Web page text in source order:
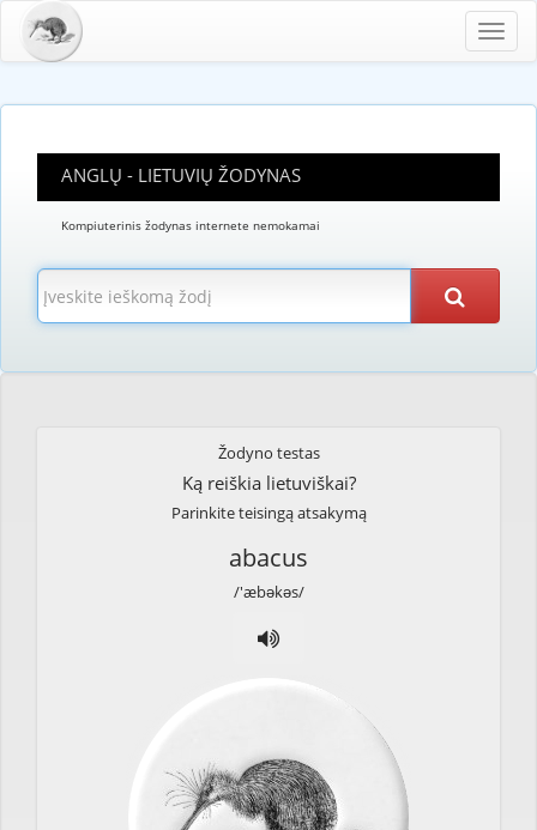
ANGLŲ - LIETUVIŲ ŽODYNAS
Kompiuterinis žodynas internete nemokamai
Žodyno testas
Ką reiškia lietuviškai?
Parinkite teisingą atsakymą
abacus
/'æbəkəs/